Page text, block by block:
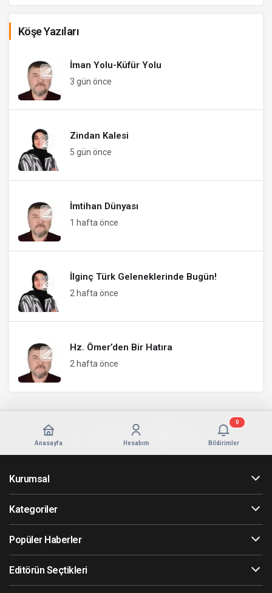
Köşe Yazıları
İman Yolu-Küfür Yolu
3 gün önce
Zindan Kalesi
5 gün önce
İmtihan Dünyası
1 hafta önce
İlginç Türk Geleneklerinde Bugün!
2 hafta önce
Hz. Ömer’den Bir Hatıra
2 hafta önce
Anasayfa Hesabım Bildirimler
0
Kurumsal
Kategoriler
Popüler Haberler
Editörün Seçtikleri